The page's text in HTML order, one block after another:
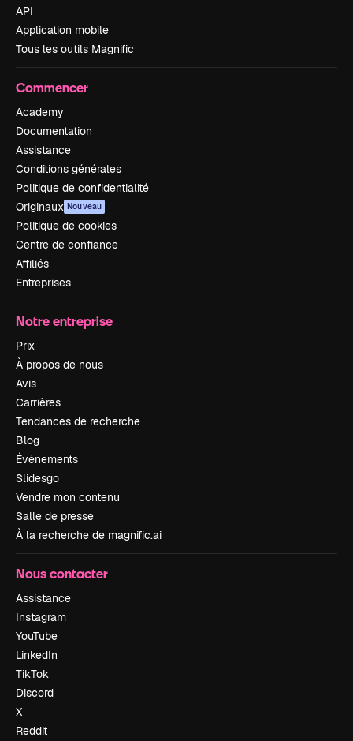
API
Application mobile
Tous les outils Magnific
Commencer
Academy
Documentation
Assistance
Conditions générales
Politique de confidentialité
Originaux Nouveau
Politique de cookies
Centre de confiance
Affiliés
Entreprises
Notre entreprise
Prix
À propos de nous
Avis
Carrières
Tendances de recherche
Blog
Événements
Slidesgo
Vendre mon contenu
Salle de presse
À la recherche de magnific.ai
Nous contacter
Assistance
Instagram
YouTube
LinkedIn
TikTok
Discord
X
Reddit